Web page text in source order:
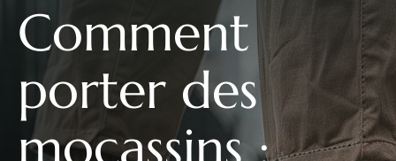
Comment
porter des
mocassins :